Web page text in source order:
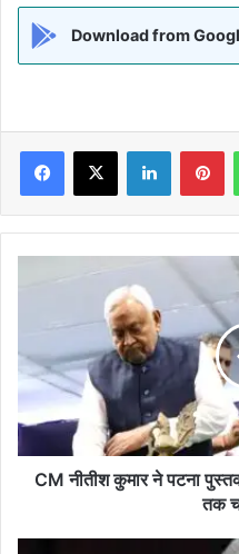
Download from
Facebook
X LinkedIn
पटना
पुस्तक
मेले
का
किया
उद्घाटन,
CM नीतीश कुमार ने पटना
तक